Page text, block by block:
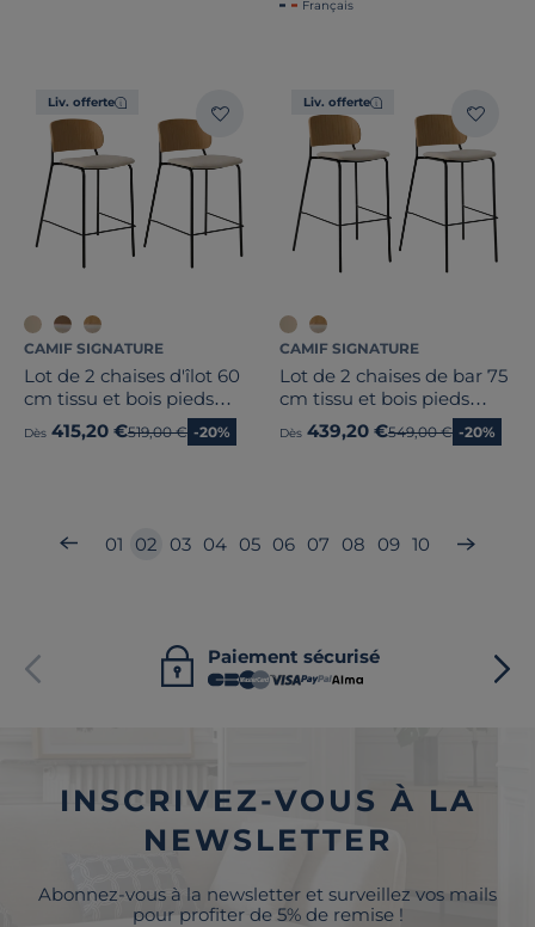
Français
Liv. offerte
CAMIF SIGNATURE
Lot de 2 chaises d'îlot 60
cm tissu et bois pieds
métal Sofia
Dès 415,20 €Ancien prix
519,00 € -20%
Liv. offerte
CAMIF SIGNATURE
Lot de 2 chaises de bar 75
cm tissu et bois pieds
métal Sofia
Dès 439,20 €Ancien prix
549,00 € -20%
01 02 03 04 05 06 07 08 09 10
Paiement sécurisé
INSCRIVEZ-VOUS À LA
NEWSLETTER
Abonnez-vous à la newsletter et surveillez vos mails
pour profiter de 5% de remise !